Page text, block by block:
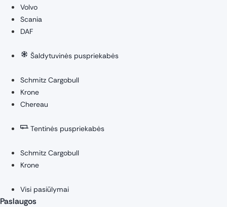
Volvo
Scania
DAF
Šaldytuvinės puspriekabės
Schmitz Cargobull
Krone
Chereau
Tentinės puspriekabės
Schmitz Cargobull
Krone
Visi pasiūlymai
Paslaugos